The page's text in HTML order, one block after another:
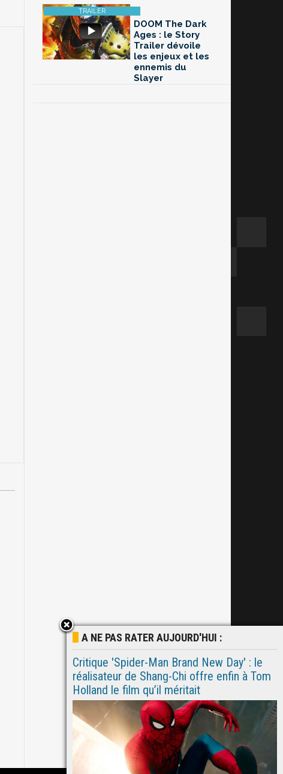
DOOM The Dark
Ages : le Story
Trailer dévoile
les enjeux et les
ennemis du
Slayer
A NE PAS RATER AUJOURD'HUI :
Critique 'Spider-Man Brand New Day' : le
réalisateur de Shang-Chi offre enfin à Tom
Holland le film qu’il méritait